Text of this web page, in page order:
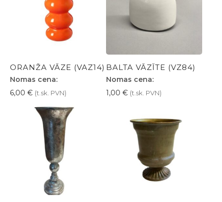
ORANŽA VĀZE (VAZ14)
Nomas cena:
6,00 € (t.sk. PVN)
BALTA VĀZĪTE (VZ84)
Nomas cena:
1,00 € (t.sk. PVN)